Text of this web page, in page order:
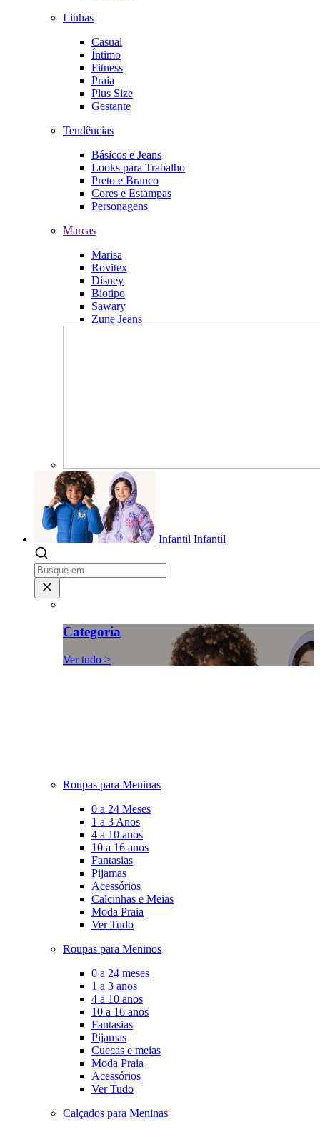
Linhas
Casual
Íntimo
Fitness
Praia
Plus Size
Gestante
Tendências
Básicos e Jeans
Looks para Trabalho
Preto e Branco
Cores e Estampas
Personagens
Marcas
Marisa
Rovitex
Disney
Biotipo
Sawary
Zune Jeans
Infantil Infantil
Categoria
Ver tudo >
Roupas para Meninas
0 a 24 Meses
1 a 3 Anos
4 a 10 anos
10 a 16 anos
Fantasias
Pijamas
Acessórios
Calcinhas e Meias
Moda Praia
Ver Tudo
Roupas para Meninos
0 a 24 meses
1 a 3 anos
4 a 10 anos
10 a 16 anos
Fantasias
Pijamas
Cuecas e meias
Moda Praia
Acessórios
Ver Tudo
Calçados para Meninas